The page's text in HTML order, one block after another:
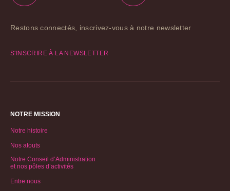
Restons connectés, inscrivez-vous à notre newsletter
S'INSCRIRE À LA NEWSLETTER
NOTRE MISSION
Notre histoire
Nos atouts
Notre Conseil d’Administration
et nos pôles d’activités
Entre nous